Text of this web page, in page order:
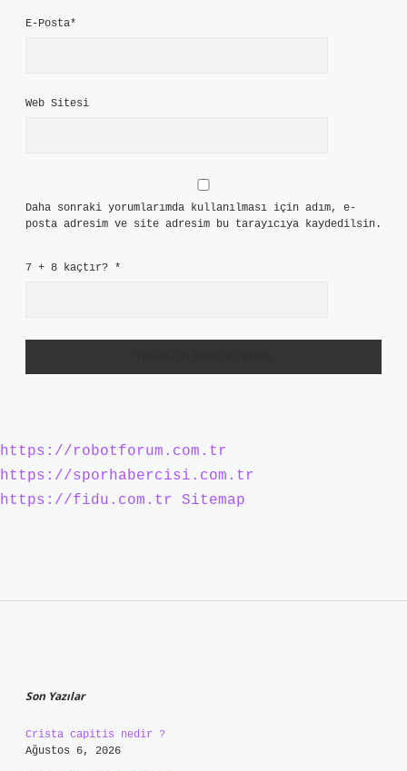
E-Posta*
Web Sitesi
Daha sonraki yorumlarımda kullanılması için adım, e-
posta adresim ve site adresim bu tarayıcıya kaydedilsin.
7 + 8 kaçtır? *
https://robotforum.com.tr
https://sporhabercisi.com.tr
https://fidu.com.tr
Sitemap
Son Yazılar
Crista capitis nedir ?
Ağustos 6, 2026